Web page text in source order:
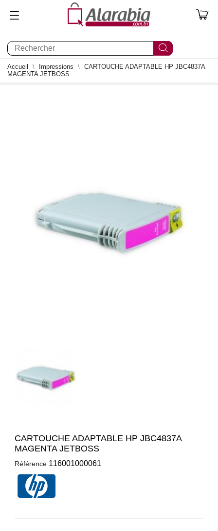
0
Accueil Impressions
CARTOUCHE ADAPTABLE HP JBC4837A
MAGENTA JETBOSS
CARTOUCHE ADAPTABLE HP JBC4837A
MAGENTA JETBOSS
Référence 116001000061